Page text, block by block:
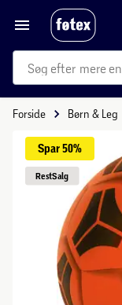
mere
Forside Børn & Leg
Spar 50%
RestSalg